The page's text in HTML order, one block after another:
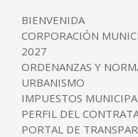
BIENVENIDA
CORPORACIÓN
2027
ORDENANZAS Y
URBANISMO
IMPUESTOS
PERFIL DEL
PORTAL DE